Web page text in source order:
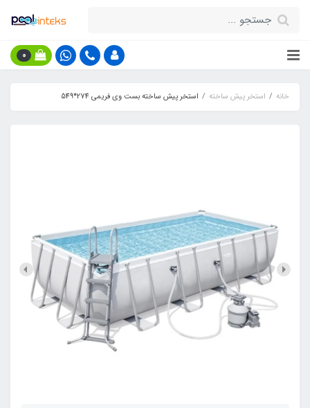
0
خانه استخر پیش ساخته استخر پیش ساخته بست وی فریمی 274*549